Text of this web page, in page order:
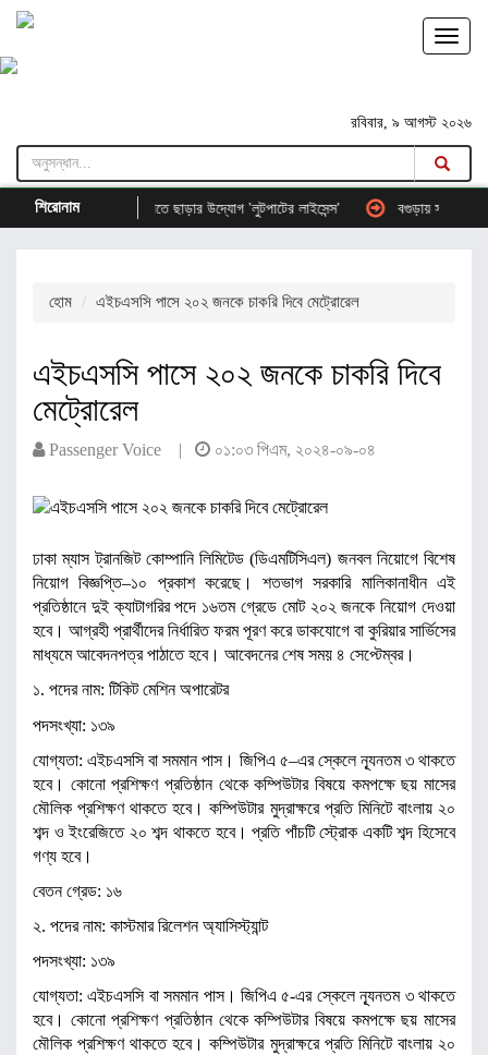
রবিবার, ৯ আগস্ট ২০২৬
শিরোনাম
আমদানি বেসরকারি খাতে ছাড়ার উদ্যোগ 'লুটপাটের লাইসেন্স' বগুড়ায় সড়ক দুর্ঘটনায়
হোম এইচএসসি পাসে ২০২ জনকে চাকরি দিবে মেট্রোরেল
এইচএসসি পাসে ২০২ জনকে চাকরি দিবে
মেট্রোরেল
Passenger Voice | ০১:০৩ পিএম, ২০২৪-০৯-০৪
ঢাকা ম্যাস ট্রানজিট কোম্পানি লিমিটেড (ডিএমটিসিএল) জনবল নিয়োগে বিশেষ
নিয়োগ বিজ্ঞপ্তি–১০ প্রকাশ করেছে। শতভাগ সরকারি মালিকানাধীন এই
প্রতিষ্ঠানে দুই ক্যাটাগরির পদে ১৬তম গ্রেডে মোট ২০২ জনকে নিয়োগ দেওয়া
হবে। আগ্রহী প্রার্থীদের নির্ধারিত ফরম পূরণ করে ডাকযোগে বা কুরিয়ার সার্ভিসের
মাধ্যমে আবেদনপত্র পাঠাতে হবে। আবেদনের শেষ সময় ৪ সেপ্টেম্বর।
১. পদের নাম: টিকিট মেশিন অপারেটর
পদসংখ্যা: ১৩৯
যোগ্যতা: এইচএসসি বা সমমান পাস। জিপিএ ৫–এর স্কেলে ন্যূনতম ৩ থাকতে
হবে। কোনো প্রশিক্ষণ প্রতিষ্ঠান থেকে কম্পিউটার বিষয়ে কমপক্ষে ছয় মাসের
মৌলিক প্রশিক্ষণ থাকতে হবে। কম্পিউটার মুদ্রাক্ষরে প্রতি মিনিটে বাংলায় ২০
শব্দ ও ইংরেজিতে ২০ শব্দ থাকতে হবে। প্রতি পাঁচটি স্ট্রোক একটি শব্দ হিসেবে
গণ্য হবে।
বেতন গ্রেড: ১৬
২. পদের নাম: কাস্টমার রিলেশন অ্যাসিস্ট্যান্ট
পদসংখ্যা: ১৩৯
যোগ্যতা: এইচএসসি বা সমমান পাস। জিপিএ ৫-এর স্কেলে ন্যূনতম ৩ থাকতে
হবে। কোনো প্রশিক্ষণ প্রতিষ্ঠান থেকে কম্পিউটার বিষয়ে কমপক্ষে ছয় মাসের
মৌলিক প্রশিক্ষণ থাকতে হবে। কম্পিউটার মুদ্রাক্ষরে প্রতি মিনিটে বাংলায় ২০